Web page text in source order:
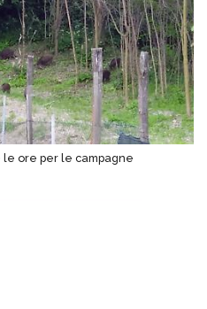
le ore per le campagne